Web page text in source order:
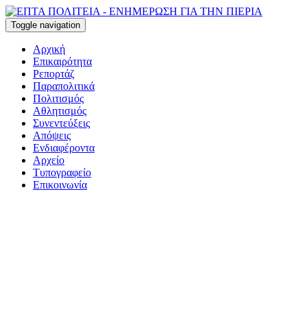
Toggle navigation
Αρχική
Επικαιρότητα
Ρεπορτάζ
Παραπολιτικά
Πολιτισμός
Αθλητισμός
Συνεντεύξεις
Απόψεις
Ενδιαφέροντα
Αρχείο
Τυπογραφείο
Επικοινωνία